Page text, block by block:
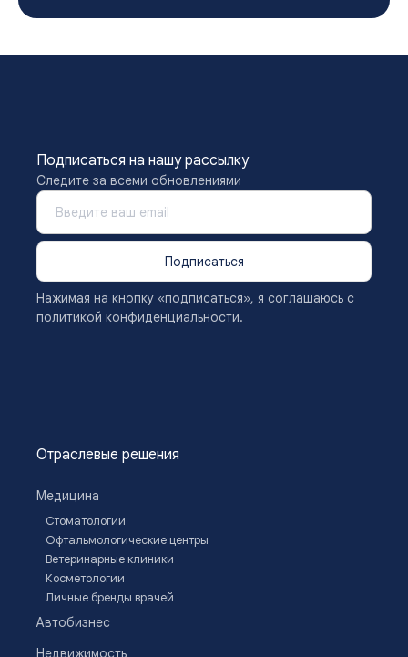
Подписаться на нашу рассылку
Следите за всеми обновлениями
Подписаться
Нажимая на кнопку «подписаться», я соглашаюсь с
политикой конфиденциальности.
Отраслевые решения
Медицина
Стоматологии
Офтальмологические центры
Ветеринарные клиники
Косметологии
Личные бренды врачей
Автобизнес
Недвижимость